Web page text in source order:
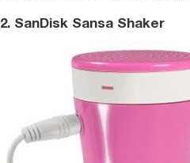
2. SanDisk Sansa Shaker